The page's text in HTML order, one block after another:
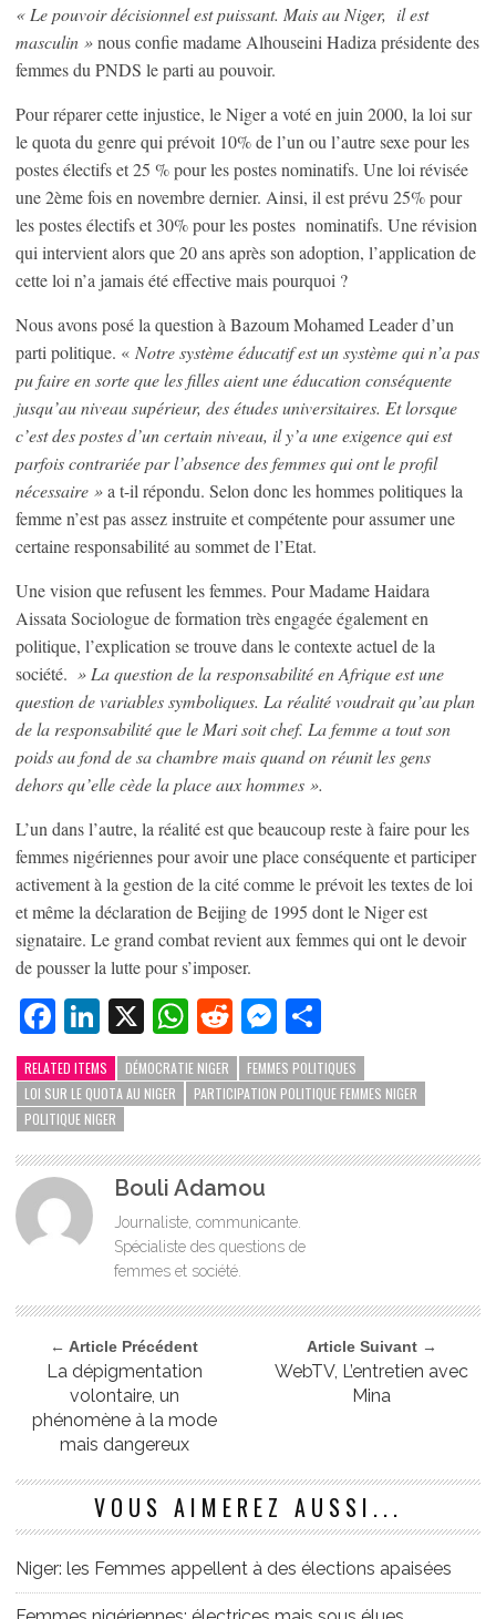
« Le pouvoir décisionnel est puissant. Mais au Niger, il est
masculin »nous confie madame Alhouseini Hadiza présidente des
femmes du PNDS le parti au pouvoir.
Pour réparer cette injustice, le Niger a voté en juin 2000, la loi sur
le quota du genre qui prévoit 10% de l’un ou l’autre sexe pour les
postes électifs et 25 % pour les postes nominatifs. Une loi révisée
une 2ème fois en novembre dernier. Ainsi, il est prévu 25% pour
les postes électifs et 30% pour les postes nominatifs. Une révision
qui intervient alors que 20 ans après son adoption, l’application de
cette loi n’a jamais été effective mais pourquoi ?
Nous avons posé la question à Bazoum Mohamed Leader d’un
parti politique. « Notre système éducatif est un système qui n’a pas
pu faire en sorte que les filles aient une éducation conséquente
jusqu’au niveau supérieur, des études universitaires. Et lorsque
c’est des postes d’un certain niveau, il y’a une exigence qui est
parfois contrariée par l’absence des femmes qui ont le profil
nécessaire »a t-il répondu. Selon donc les hommes politiques la
femme n’est pas assez instruite et compétente pour assumer une
certaine responsabilité au sommet de l’Etat.
Une vision que refusent les femmes. Pour Madame Haidara
Aissata Sociologue de formation très engagée également en
politique, l’explication se trouve dans le contexte actuel de la
société. » La question de la responsabilité en Afrique est une
question de variables symboliques. La réalité voudrait qu’au plan
de la responsabilité que le Mari soit chef. La femme a tout son
poids au fond de sa chambre mais quand on réunit les gens
dehors qu’elle cède la place aux hommes ».
L’un dans l’autre, la réalité est que beaucoup reste à faire pour les
femmes nigériennes pour avoir une place conséquente et participer
activement à la gestion de la cité comme le prévoit les textes de loi
et même la déclaration de Beijing de 1995 dont le Niger est
signataire. Le grand combat revient aux femmes qui ont le devoir
de pousser la lutte pour s’imposer.
Facebook
LinkedIn
X WhatsApp
RedditMessenger
RELATED ITEMS DÉMOCRATIE NIGER
FEMMES POLITIQUES
LOI SUR LE QUOTA AU NIGER
PARTICIPATION POLITIQUE FEMMES NIGER
POLITIQUE NIGER
Bouli Adamou
Journaliste, communicante.
Spécialiste des questions de
femmes et société.
← Article Précédent
La dépigmentation
volontaire, un
phénomène à la mode
mais dangereux
Article Suivant →
WebTV, L’entretien avec
Mina
VOUS AIMEREZ AUSSI...
Niger: les Femmes appellent à des élections apaisées